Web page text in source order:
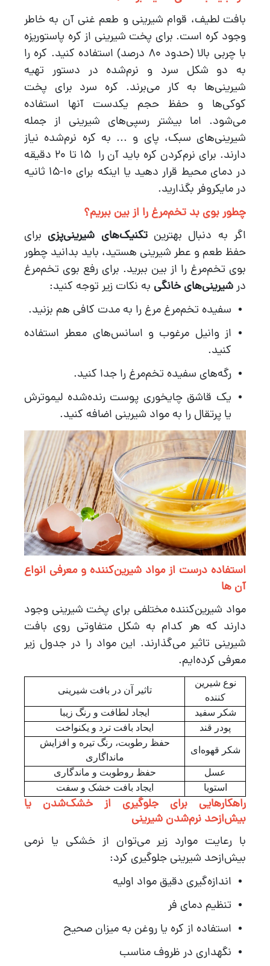
بافت لطیف، قوام شیرینی و طعم غنی آن به خاطر
وجود کره است. برای پخت شیرینی از کره پاستوریزه
با چربی بالا (حدود 80 درصد) استفاده کنید. کره را
به دو شکل سرد و نرم‌شده در دستور تهیه
شیرینی‌ها به کار می‌برند. کره سرد برای پخت
کوکی‌ها و حفظ حجم یکدست آنها استفاده
می‌شود. اما بیشتر رسپی‌های شیرینی از جمله
شیرینی‌های سبک، پای و ... به کره نرم‌شده نیاز
دارند. برای نرم‌کردن کره باید آن را 15 تا 20 دقیقه
در دمای محیط قرار دهید یا اینکه برای 10-15 ثانیه
در مایکروفر بگذارید.
چطور بوی بد تخم‌مرغ را از بین ببریم؟
اگر به دنبال بهترینتکنیک‌های شیرینی‌پزی برای
حفظ طعم و عطر شیرینی هستید، باید بدانید چطور
بوی تخم‌مرغ را از بین ببرید. برای رفع بوی تخم‌مرغ
درشیرینی‌های خانگی به نکات زیر توجه کنید:
سفیده تخم‌مرغ مرغ را به مدت کافی هم بزنید.
از وانیل مرغوب و اسانس‌های معطر استفاده
کنید.
رگه‌های سفیده تخم‌مرغ را جدا کنید.
یک قاشق چایخوری پوست رنده‌شده لیموترش
یا پرتقال را به مواد شیرینی اضافه کنید.
استفاده درست از مواد شیرین‌کننده و معرفی انواع
آن ها
مواد شیرین‌کننده مختلفی برای پخت شیرینی وجود
دارند که هر کدام به شکل متفاوتی روی بافت
شیرینی تاثیر می‌گذارند. این مواد را در جدول زیر
معرفی کرده‌ایم.
نوع شیرین
کننده
تاثیر آن در بافت شیرینی
شکر سفید
ایجاد لطافت و رنگ زیبا
پودر قند
ایحاد بافت ترد و یکنواخت
شکر قهوه‌ای
حفظ رطوبت، رنگ تیره و افزایش
مانداگاری
عسل
حفظ روطوبت و ماندگاری
استویا
ایجاد بافت خشک و سفت
راهکارهایی برای جلوگیری از خشک‌شدن یا
بیش‌ازحد نرم‌شدن شیرینی
با رعایت موارد زیر می‌توان از خشکی یا نرمی
بیش‌ازحد شیرینی جلوگیری کرد:
اندازه‌گیری دقیق مواد اولیه
تنظیم دمای فر
استفاده از کره یا روغن به میزان صحیح
نگهداری در ظروف مناسب